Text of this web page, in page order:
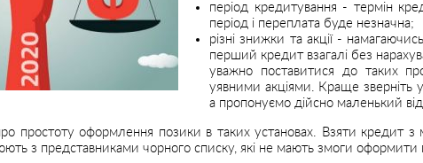
період кредитування - термін
період і переплата буде незначна;
різні знижки та акції -
перший кредит взагалі без
уважно поставитися до таких
уявними акціями. Краще зверніть
а пропонуємо дійсно маленький
простоту оформлення позики в таких установах. Взяти кредит з
з представниками чорного списку, які не мають змоги оформити